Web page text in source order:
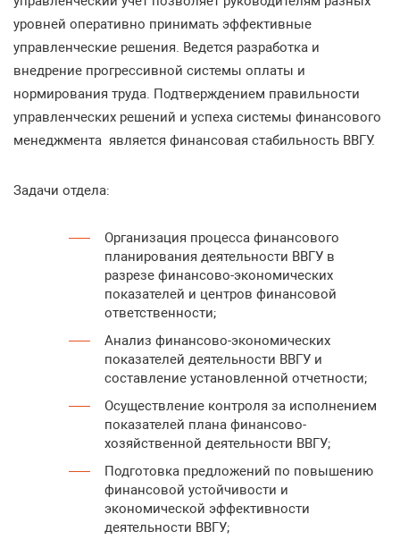
уровней оперативно принимать эффективные
управленческие решения. Ведется разработка и
внедрение прогрессивной системы оплаты и
нормирования труда. Подтверждением правильности
управленческих решений и успеха системы финансового
менеджмента является финансовая стабильность ВВГУ.
Задачи отдела:
Организация процесса финансового
планирования деятельности ВВГУ в
разрезе финансово-экономических
показателей и центров финансовой
ответственности;
Анализ финансово-экономических
показателей деятельности ВВГУ и
составление установленной отчетности;
Осуществление контроля за исполнением
показателей плана финансово-
хозяйственной деятельности ВВГУ;
Подготовка предложений по повышению
финансовой устойчивости и
экономической эффективности
деятельности ВВГУ;